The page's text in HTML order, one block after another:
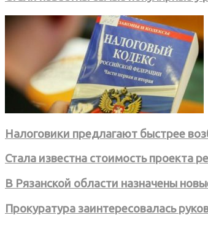
Налоговики предлагают быстрее
Стала известна стоимость проекта
В Рязанской области назначены
Прокуратура заинтересовалась